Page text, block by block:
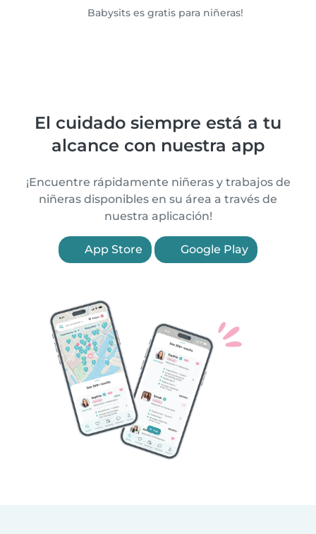
Babysits es gratis para niñeras!
El cuidado siempre está a tu
alcance con nuestra app
¡Encuentre rápidamente niñeras y trabajos de
niñeras disponibles en su área a través de
nuestra aplicación!
App Store Google Play